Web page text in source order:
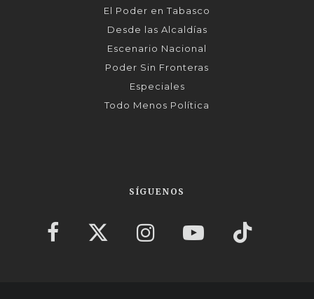
El Poder en Tabasco
Desde las Alcaldías
Escenario Nacional
Poder Sin Fronteras
Especiales
Todo Menos Política
SÍGUENOS